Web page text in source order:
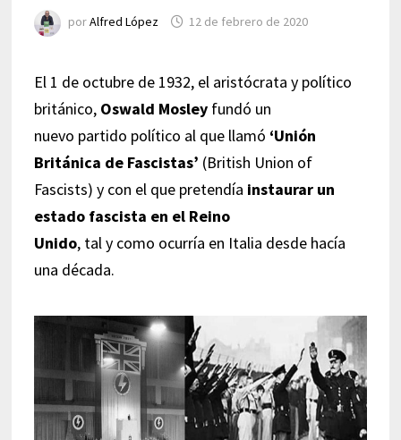
porAlfred López 12 de febrero de 2020
El 1 de octubre de 1932, el aristócrata y político
británico, Oswald Mosleyfundó un
nuevo partido político al que llamó ‘Unión
Británica de Fascistas’ (British Union of
Fascists) y con el que pretendía instaurar un
estado fascista en el Reino
Unido, tal y como ocurría en Italia desde hacía
una década.